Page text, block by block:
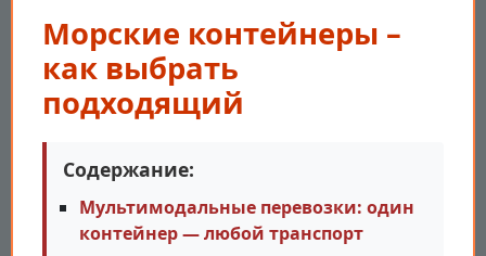
Морские контейнеры –
как выбрать
подходящий
Содержание:
Мультимодальные перевозки: один
контейнер — любой транспорт